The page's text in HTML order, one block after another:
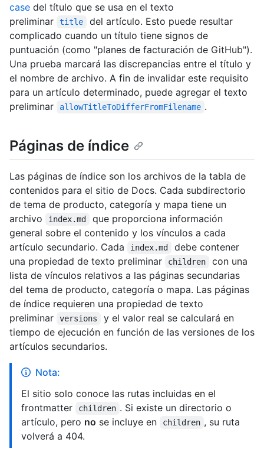
case del título que se usa en el texto
preliminar
title
del artículo. Esto puede resultar
complicado cuando un título tiene signos de
puntuación (como "planes de facturación de GitHub").
Una prueba marcará las discrepancias entre el título y
el nombre de archivo. A fin de invalidar este requisito
para un artículo determinado, puede agregar el texto
preliminar
allowTitleToDifferFromFilename .
Páginas de índice
Las páginas de índice son los archivos de la tabla de
contenidos para el sitio de Docs. Cada subdirectorio
de tema de producto, categoría y mapa tiene un
archivo
index.md
que proporciona información
general sobre el contenido y los vínculos a cada
artículo secundario. Cada
index.md
debe contener
una propiedad de texto preliminar
children
con una
lista de vínculos relativos a las páginas secundarias
del tema de producto, categoría o mapa. Las páginas
de índice requieren una propiedad de texto
preliminar
versions
y el valor real se calculará en
tiempo de ejecución en función de las versiones de los
artículos secundarios.
Nota:
El sitio solo conoce las rutas incluidas en el
frontmatter
children . Si existe un directorio o
artículo, pero no se incluye en children , su ruta
volverá a 404.